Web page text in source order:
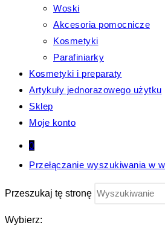
Woski
Akcesoria pomocnicze
Kosmetyki
Parafiniarky
Kosmetyki i preparaty
Artykuły jednorazowego użytku
Sklep
Moje konto
0
Przełączanie wyszukiwania w
Przeszukaj tę stronę
Wybierz: